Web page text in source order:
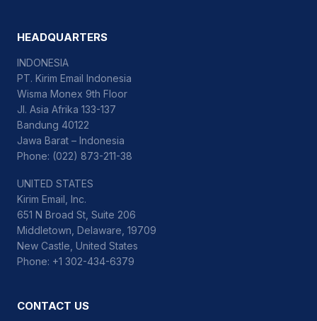
HEADQUARTERS
INDONESIA
PT. Kirim Email Indonesia
Wisma Monex 9th Floor
Jl. Asia Afrika 133-137
Bandung 40122
Jawa Barat – Indonesia
Phone: (022) 873-211-38
UNITED STATES
Kirim Email, Inc.
651 N Broad St, Suite 206
Middletown, Delaware, 19709
New Castle, United States
Phone: +1 302-434-6379
CONTACT US